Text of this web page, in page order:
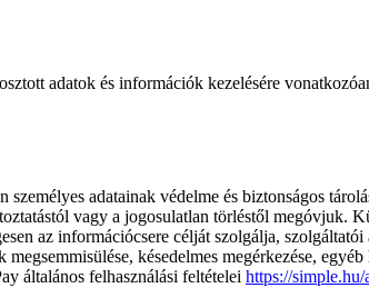
adatok és információk kezelésére
adatainak védelme és biztonságos
vagy a jogosulatlan törléstől megóvjuk.
az információcsere célját szolgálja,
késedelmes megérkezése,
általános felhasználási feltételei https://simple.hu/